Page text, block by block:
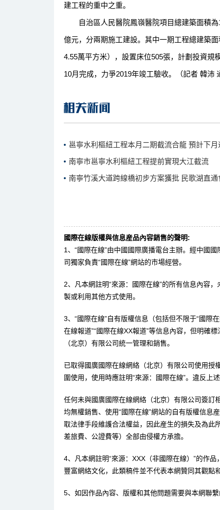
建工程的重中之重。
自治區人民醫院鳳嶺醫院項目總建築面積為
億元，分兩期施工建設。其中一期工程總建築
4.55萬平方米），設置床位505張，計劃投資規
10月完成，力爭2019年竣工驗收。（記者 韓沛
邕寧水利樞紐工程本月二期截流合龍 預計下月
南寧市邕寧水利樞紐工程提前實現大江截流
南寧竹溪大道跨線橋初步方案獲批 民歌湖直
國際在線版權與信息産品內容銷售的聲明:
1、“國際在線”由中國國際廣播電台主辦。經中國
司獨家負責“國際在線”網站的市場經營。
2、凡本網註明“來源：國際在線”的所有信息內容
製或利用其他方式使用。
3、“國際在線”自有版權信息（包括但不限于“國際
在線報道”“國際在線XX報道”等信息內容，但明確
（北京）有限公司統一管理和銷售。
已取得國廣國際在線網絡（北京）有限公司使用
圍使用，使用時應註明“來源：國際在線”。違反上
任何未與國廣國際在線網絡（北京）有限公司簽訂
均無權銷售、使用“國際在線”網站的自有版權信息
取法律手段維護合法權益，因此産生的損失及為此
差旅費、公證費等）全部由侵權方承擔。
4、凡本網註明“來源：XXX（非國際在線）”的作
豐富網絡文化，此類稿件並不代表本網贊同其觀點
5、如因作品內容、版權和其他問題需要與本網聯